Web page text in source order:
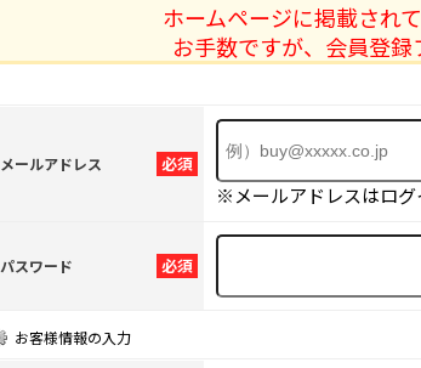
ホームページに掲載され
お手数ですが、会員登録
必須
メールアドレス
※メールアドレスはログ
必須
パスワード
お客様情報の入力